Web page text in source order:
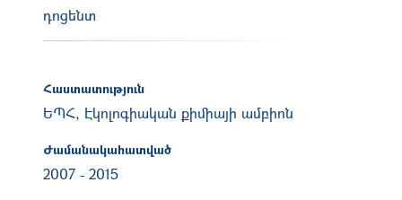
դոցենտ
Հաստատություն
ԵՊՀ, Էկոլոգիական քիմիայի ամբիոն
Ժամանակահատված
2007 - 2015